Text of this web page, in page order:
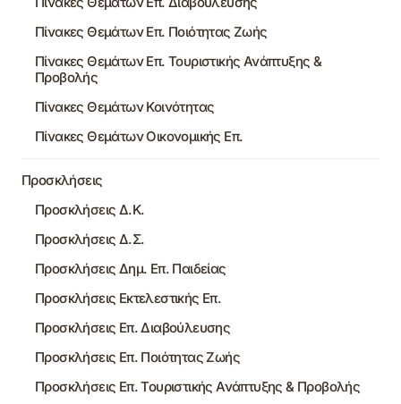
Πίνακες Θεμάτων Επ. Ποιότητας Ζωής
Πίνακες Θεμάτων Επ. Τουριστικής Ανάπτυξης &
Προβολής
Πίνακες Θεμάτων Κοινότητας
Πίνακες Θεμάτων Οικονομικής Επ.
Προσκλήσεις
Προσκλήσεις Δ.Κ.
Προσκλήσεις Δ.Σ.
Προσκλήσεις Δημ. Επ. Παιδείας
Προσκλήσεις Εκτελεστικής Επ.
Προσκλήσεις Επ. Διαβούλευσης
Προσκλήσεις Επ. Ποιότητας Ζωής
Προσκλήσεις Επ. Τουριστικής Ανάπτυξης & Προβολής